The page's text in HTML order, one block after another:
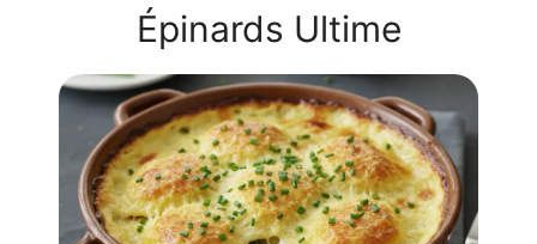
Épinards Ultime